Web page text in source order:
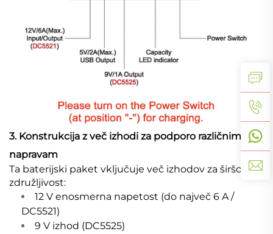
3. Konstrukcija z več izhodi za podporo različnim
napravam
Ta baterijski paket vključuje več izhodov za širšo
združljivost:
12 V enosmerna napetost (do največ 6 A /
DC5521)
9 V izhod (DC5525)